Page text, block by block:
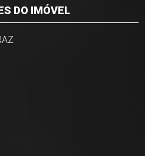
DO IMÓVEL